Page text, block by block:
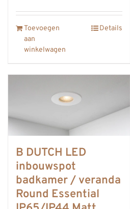
Toevoegen
aan
winkelwagen
Details
B DUTCH LED
inbouwspot
badkamer / veranda
Round Essential